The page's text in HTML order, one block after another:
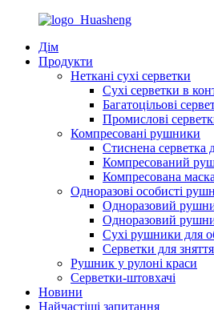
Дім
Продукти
Неткані сухі серветки
Сухі серветки в
Багатоцільові
Промислові
Компресовані рушники
Стиснена серветка
Компресований
Компресована
Одноразові особисті
Одноразовий
Одноразовий
Сухі рушники для
Серветки для
Рушник у рулоні краси
Серветки-штовхачі
Новини
Найчастіші запитання